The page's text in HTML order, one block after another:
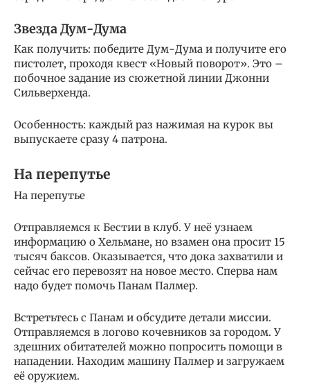
Звезда Дум-Дума
Как получить: победите Дум-Дума и получите его
пистолет, проходя квест «Новый поворот». Это –
побочное задание из сюжетной линии Джонни
Сильверхенда.
Особенность: каждый раз нажимая на курок вы
выпускаете сразу 4 патрона.
На перепутье
На перепутье
Отправляемся к Бестии в клуб. У неё узнаем
информацию о Хельмане, но взамен она просит 15
тысяч баксов. Оказывается, что дока захватили и
сейчас его перевозят на новое место. Сперва нам
надо будет помочь Панам Палмер.
Встретьтесь с Панам и обсудите детали миссии.
Отправляемся в логово кочевников за городом. У
здешних обитателей можно попросить помощи в
нападении. Находим машину Палмер и загружаем
её оружием.